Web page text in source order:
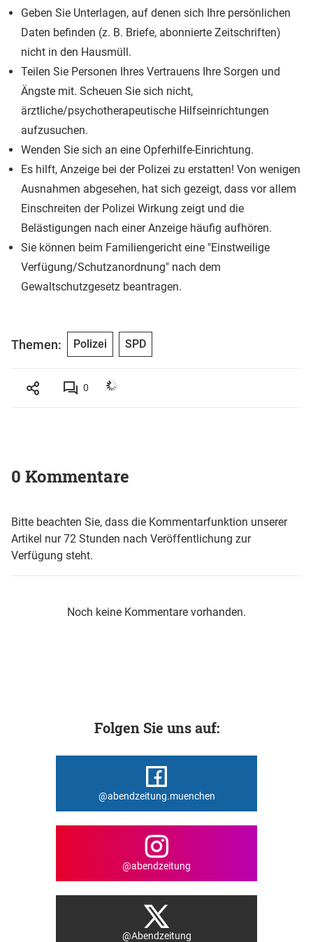
Geben Sie Unterlagen, auf denen sich Ihre persönlichen
Daten befinden (z. B. Briefe, abonnierte Zeitschriften)
nicht in den Hausmüll.
Teilen Sie Personen Ihres Vertrauens Ihre Sorgen und
Ängste mit. Scheuen Sie sich nicht,
ärztliche/psychotherapeutische Hilfseinrichtungen
aufzusuchen.
Wenden Sie sich an eine Opferhilfe-Einrichtung.
Es hilft, Anzeige bei der Polizei zu erstatten! Von wenigen
Ausnahmen abgesehen, hat sich gezeigt, dass vor allem
Einschreiten der Polizei Wirkung zeigt und die
Belästigungen nach einer Anzeige häufig aufhören.
Sie können beim Familiengericht eine "Einstweilige
Verfügung/Schutzanordnung" nach dem
Gewaltschutzgesetz beantragen.
Themen: Polizei SPD
0
0 Kommentare
Bitte beachten Sie, dass die Kommentarfunktion unserer
Artikel nur 72 Stunden nach Veröffentlichung zur
Verfügung steht.
Noch keine Kommentare vorhanden.
Folgen Sie uns auf:
@abendzeitung.muenchen
@abendzeitung
@Abendzeitung